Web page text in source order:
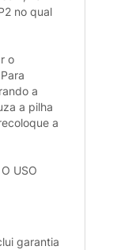
no qual
o
a
a pilha
a
USO
garantia